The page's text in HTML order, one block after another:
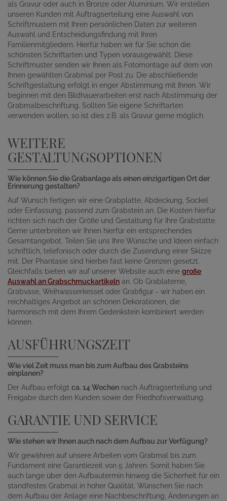
als Gravur oder auch in Bronze oder Aluminium. Wir erstellen
unseren Kunden mit Auftragserteilung eine Auswahl von
Schriftmustern mit Ihren persönlichen Daten zur weiteren
Auswahl und Entscheidungsfindung mit Ihren
Familienmitgliedern. Hierfür haben wir für Sie schon die
schönsten Schriftarten und Typen vorausgewählt. Diese
Schriftmuster senden wir Ihnen als Fotomontage auf dem von
Ihnen gewählten Grabmal per Post zu. Die abschließende
Schriftgestaltung erfolgt in enger Abstimmung mit Ihnen. Wir
beginnen mit den Bildhauerarbeiten erst nach Abstimmung der
Grabmalbeschriftung. Sollten Sie eigene Schriftarten
verwenden wollen, so ist dies z.B. als Gravur gerne möglich.
WEITERE
GESTALTUNGSOPTIONEN
Wie können Sie die Grabanlage als einen einzigartigen Ort der
Erinnerung gestalten?
Auf Wunsch fertigen wir eine Grabplatte, Abdeckung, Sockel
oder Einfassung, passend zum Grabstein an. Die Kosten hierfür
richten sich nach der Größe und Gestaltung für Ihre Grabstätte.
Gerne unterbreiten wir Ihnen hierfür ein entsprechendes
Gesamtangebot. Teilen Sie uns Ihre Wünsche und Ideen einfach
schriftlich, telefonisch oder durch die Zusendung einer Skizze
mit. Der Phantasie sind hierbei fast keine Grenzen gesetzt.
Gleichfalls bieten wir auf unserer Website auch eine große
Auswahl an Grabschmuckartikeln an. Ob Grablaterne,
Grabvase, Weihwasserkessel oder Grabfigur - wir haben ein
reichhaltiges Angebot an schönen Dekorationen, die
harmonisch mit dem Ihrem Gedenkstein kombiniert werden
können.
AUSFÜHRUNGSZEIT
Wie viel Zeit muss man bis zum Aufbau des Grabsteins
einplanen?
Der Aufbau erfolgt ca. 14 Wochen nach Auftragserteilung und
Freigabe durch den Kunden sowie der Friedhofsverwaltung.
GARANTIE UND SERVICE
Wie stehen wir Ihnen auch nach dem Aufbau zur Verfügung?
Wir gewähren auf unsere Arbeiten vom Grabmal bis zum
Fundament eine Garantiezeit von 5 Jahren. Somit haben Sie
auch lange über den Aufbautermin hinweg die Sicherheit für ein
standfestes Grabmal in hoher Qualität. Wünschen Sie nach
dem Aufbau der Anlage eine Nachbeschriftung, Änderungen an